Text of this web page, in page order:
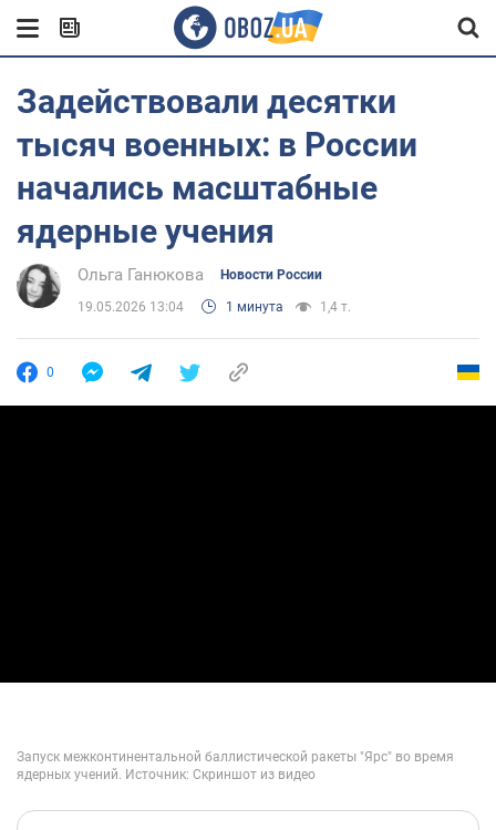
Задействовали десятки
тысяч военных: в России
начались масштабные
ядерные учения
Ольга Ганюкова Новости России
19.05.2026 13:04 1 минута 1,4 т.
0